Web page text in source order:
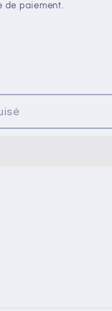
de paiement.